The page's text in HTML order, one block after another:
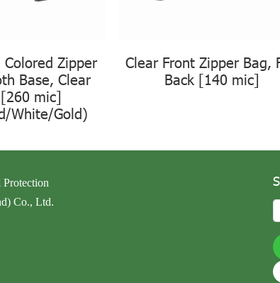
Colored Zipper
Base, Clear
mic]
White/Gold)
Clear Front Zipper Bag,
Back [140 mic]
Co., Ltd.